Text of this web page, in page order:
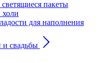
пакеты
холи
для наполнения
и свадьбы